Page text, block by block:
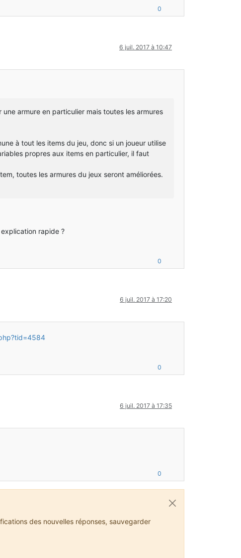
0
6 juil. 2017 à 10:47
armure en particulier mais toutes les armures
à tout les items du jeu, donc si un joueur utilise
propres aux items en particulier, il faut
toutes les armures du jeux seront améliorées.
rapide ?
0
6 juil. 2017 à 17:20
0
6 juil. 2017 à 17:35
0
des nouvelles réponses, sauvegarder